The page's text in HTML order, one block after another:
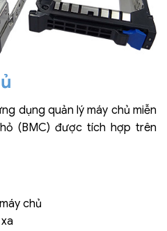
dụng quản lý máy chủ miễn
(BMC) được tích hợp trên
chủ